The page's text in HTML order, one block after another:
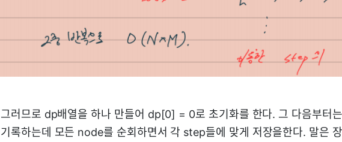
그러므로 dp배열을 하나 만들어 dp[0] = 0로 초기화를 한다. 그 다음부터
기록하는데 모든 node를 순회하면서 각 step들에 맞게 저장을한다. 말은